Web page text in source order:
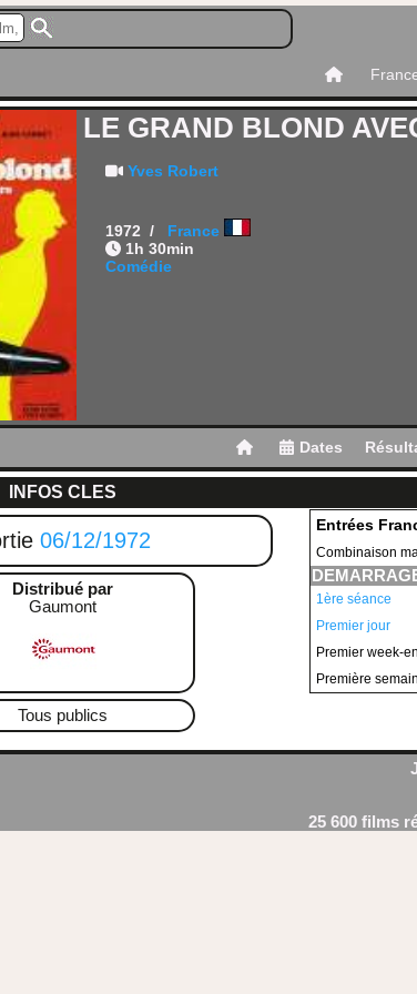
LE GRAND BLOND
Yves Robert
1972 / France
1h 30min
Comédie
Dates
INFOS CLES
06/12/1972
Distribué par
Gaumont
Tous publics
Entrées
Combinaison
1ère séance
Premier jour
Premier week-
Première
25 600 films